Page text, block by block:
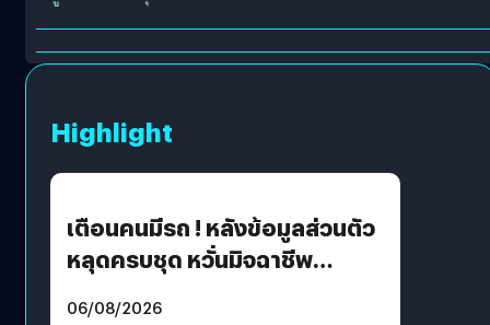
Highlight
เตือนคนมีรถ ! หลังข้อมูลส่วนตัว
หลุดครบชุด หวั่นมิจฉาชีพ
06/08/2026